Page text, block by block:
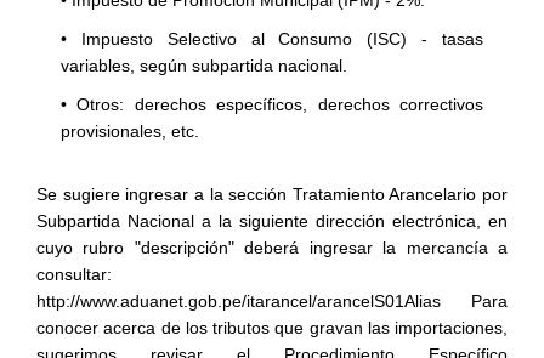
• Impuesto Selectivo al Consumo (ISC) - tasas
variables, según subpartida nacional.
• Otros: derechos específicos, derechos correctivos
provisionales, etc.
Se sugiere ingresar a la sección Tratamiento Arancelario por
Subpartida Nacional a la siguiente dirección electrónica, en
cuyo rubro "descripción" deberá ingresar la mercancía a
consultar:
http://www.aduanet.gob.pe/itarancel/arancelS01Alias Para
conocer acerca de los tributos que gravan las importaciones,